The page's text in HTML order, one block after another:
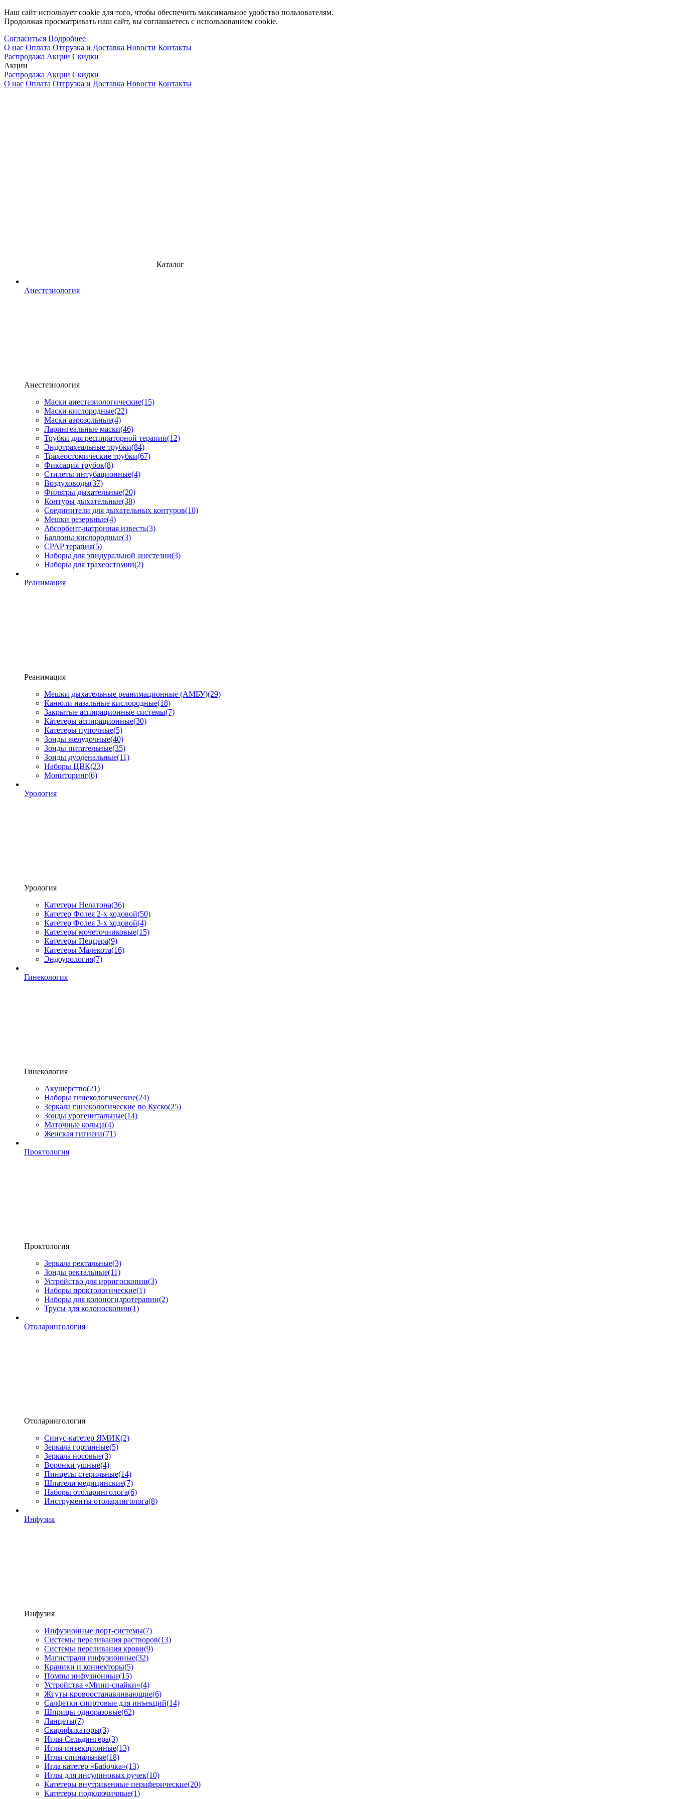
Наш сайт использует cookie для того, чтобы обеспечить максимальное удобство пользователям.
Продолжая просматривать наш сайт, вы соглашаетесь с использованием cookie.
Согласиться Подробнее
О нас Оплата Отгрузка и Доставка Новости Контакты
Распродажа Акции Скидки
Акции
Распродажа Акции Скидки
О нас Оплата Отгрузка и Доставка Новости Контакты
Каталог
Анестезиология
Анестезиология
Маски анестезиологические(15)
Маски кислородные(22)
Маски аэрозольные(4)
Ларингеальные маски(46)
Трубки для респираторной терапии(12)
Эндотрахеальные трубки(84)
Трахеостомические трубки(67)
Фиксация трубок(8)
Стилеты интубационные(4)
Воздуховоды(37)
Фильтры дыхательные(20)
Контуры дыхательные(38)
Соединители для дыхательных контуров(10)
Мешки резервные(4)
Абсорбент-натронная известь(3)
Баллоны кислородные(3)
CPAP терапия(5)
Наборы для эпидуральной анестезии(3)
Наборы для трахеостомии(2)
Реанимация
Реанимация
Мешки дыхательные реанимационные (АМБУ)(29)
Канюли назальные кислородные(18)
Закрытые аспирационные системы(7)
Катетеры аспирационные(30)
Катетеры пупочные(5)
Зонды желудочные(40)
Зонды питательные(35)
Зонды дуоденальные(11)
Наборы ЦВК(23)
Мониторинг(6)
Урология
Урология
Катетеры Нелатона(36)
Катетер Фолея 2-х ходовой(50)
Катетер Фолея 3-х ходовой(4)
Катетеры мочеточниковые(15)
Катетеры Пеццера(9)
Катетеры Малекота(16)
Эндоурология(7)
Гинекология
Гинекология
Акушерство(21)
Наборы гинекологические(24)
Зеркала гинекологические по Куско(25)
Зонды урогенитальные(14)
Маточные кольца(4)
Женская гигиена(71)
Проктология
Проктология
Зеркала ректальные(3)
Зонды ректальные(11)
Устройство для ирригоскопии(3)
Наборы проктологические(1)
Наборы для колоногидротерапии(2)
Трусы для колоноскопии(1)
Отоларингология
Отоларингология
Синус-катетер ЯМИК(2)
Зеркала гортанные(5)
Зеркала носовые(3)
Воронки ушные(4)
Пинцеты стерильные(14)
Шпатели медицинские(7)
Наборы отоларинголога(6)
Инструменты отоларинголога(8)
Инфузия
Инфузия
Инфузионные порт-системы(7)
Системы переливания растворов(13)
Системы переливания крови(9)
Магистрали инфузионные(32)
Краники и коннекторы(5)
Помпы инфузионные(15)
Устройства «Мини-спайки»(4)
Жгуты кровоостанавливающие(6)
Салфетки спиртовые для инъекций(14)
Шприцы одноразовые(62)
Ланцеты(7)
Скарификаторы(3)
Иглы Сельдингера(3)
Иглы инъекционные(13)
Иглы спинальные(18)
Игла катетер «Бабочка»(13)
Иглы для инсулиновых ручек(10)
Катетеры внутривенные периферические(20)
Катетеры подключичные(1)